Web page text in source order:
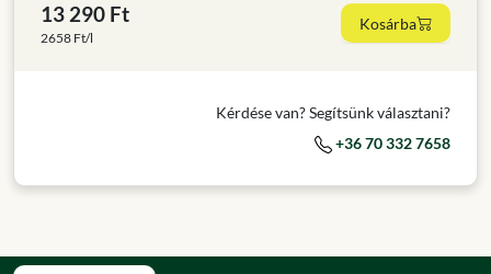
13 290 Ft
2658 Ft/l
Kosárba
Kérdése van? Segítsünk választani?
+36 70 332 7658